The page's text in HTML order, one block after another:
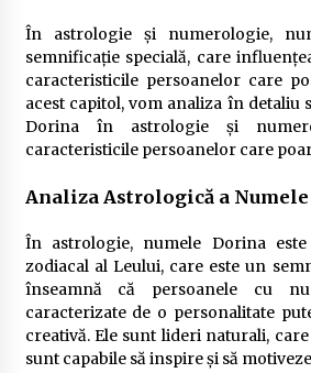
În astrologie și numerologie,
semnificație specială, care
caracteristicile persoanelor care
acest capitol, vom analiza în detaliu
Dorina în astrologie și
caracteristicile persoanelor care
Analiza Astrologică a
În astrologie, numele Dorina
zodiacal al Leului, care este un
înseamnă că persoanele cu
caracterizate de o personalitate
creativă. Ele sunt lideri naturali,
sunt capabile să inspire și să